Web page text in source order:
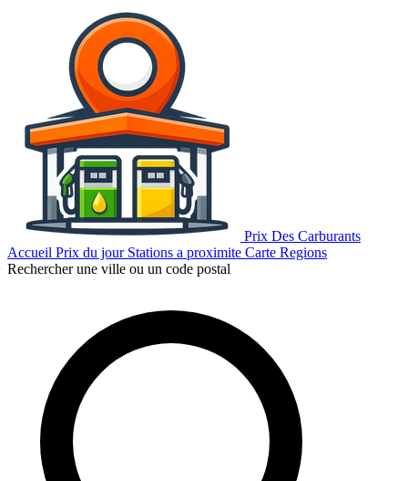
Prix Des Carburants
Accueil Prix du jour Stations a proximite Carte Regions
Rechercher une ville ou un code postal